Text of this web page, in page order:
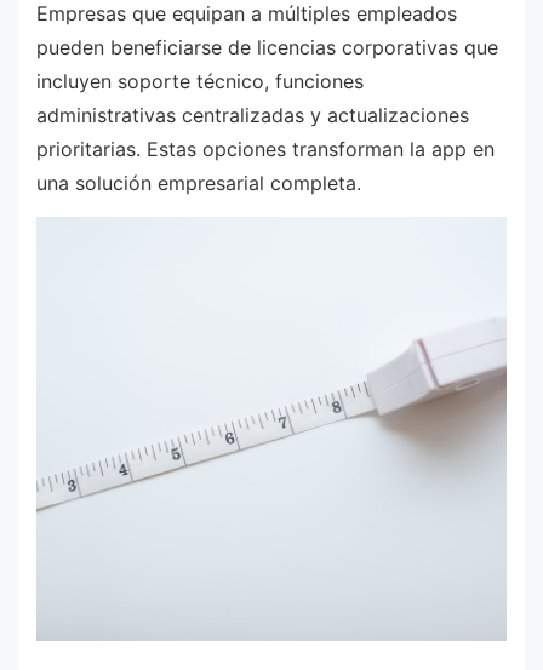
Empresas que equipan a múltiples empleados
pueden beneficiarse de licencias corporativas que
incluyen soporte técnico, funciones
administrativas centralizadas y actualizaciones
prioritarias. Estas opciones transforman la app en
una solución empresarial completa.